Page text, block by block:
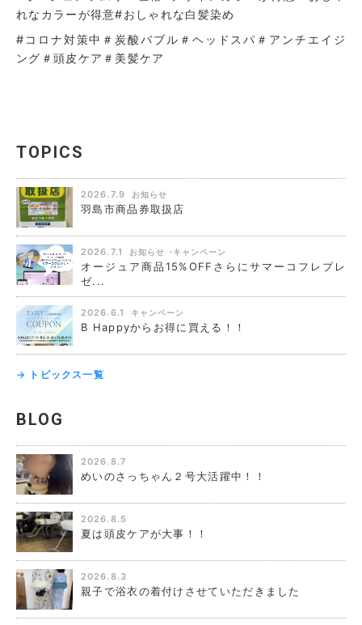
れなカラーが得意#おしゃれな白髪染め
#コロナ対策中＃炭酸バブル＃ヘッドスパ＃アンチエイジ
ング＃頭皮ケア＃美髪ケア
TOPICS
2026.7.9 お知らせ
羽島市商品券取扱店
2026.7.1 お知らせ キャンペーン
オージュア商品15%OFFさらにサマーコフレプレ
ゼ...
2026.6.1 キャンペーン
B Happyからお得に買える！！
→ トピックス一覧
BLOG
2026.8.7
めいのさっちゃん２号大活躍中！！
2026.8.5
夏は頭皮ケアが大事！！
2026.8.3
親子で浴衣の着付けさせていただきました